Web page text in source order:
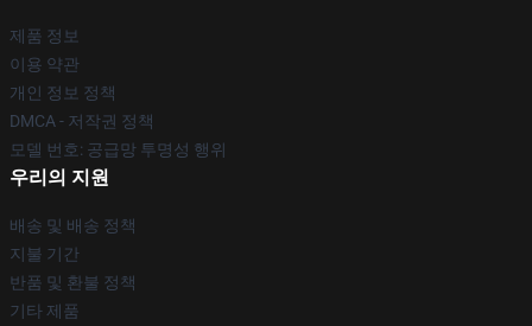
제품 정보
이용 약관
개인 정보 정책
DMCA - 저작권 정책
모델 번호: 공급망 투명성 행위
우리의 지원
배송 및 배송 정책
지불 기간
반품 및 환불 정책
기타 제품